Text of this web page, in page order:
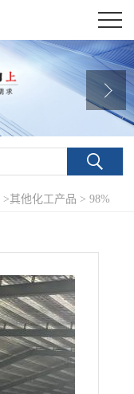
>其他化工产品 > 98%